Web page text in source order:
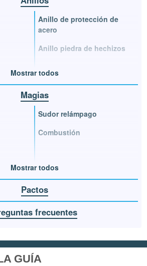
Anillo de protección de
acero
Anillo piedra de hechizos
Mostrar todos
Magias
Sudor relámpago
Combustión
Mostrar todos
Pactos
frecuentes
GUÍA